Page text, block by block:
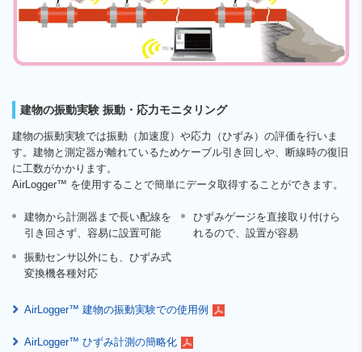
建物の振動実験 振動・応力モニタリング
建物の振動実験では振動（加速度）や応力（ひずみ）の評価を行いま
す。建物と測定器が離れているためケーブル引き回しや、断線時の復旧
に工数がかかります。
AirLogger™ を使用することで簡単にデータ取得することができます。
建物から計測器まで長い配線を
引き回さず、容易に設置可能
ひずみゲージを直接取り付けら
れるので、設置が容易
振動センサ以外にも、ひずみ式
変換機各種対応
AirLogger™ 建物の振動実験での使用例
AirLogger™ ひずみ計測の簡略化